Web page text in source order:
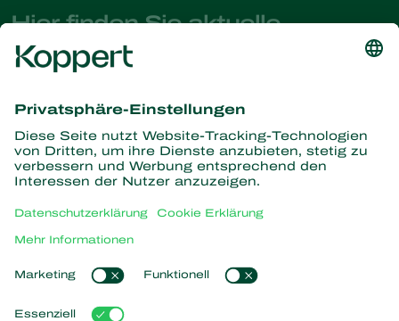
Hier finden Sie aktuelle
Nachrichten und Informationen
Partners with Nature
Raubmilben
Räuber
Nützliche Mikroorganismen
Bestäubung
Über Koppert
Arbeiten bei Koppert
Kontakt